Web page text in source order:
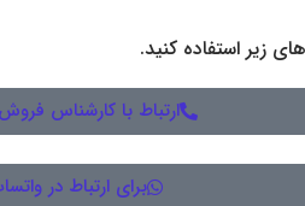
زیر استفاده کنید.
ارتباط با کارشناس فروش 02168496000
برای ارتباط در